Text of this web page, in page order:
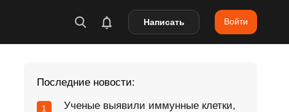
Написать Войти
Последние новости:
Ученые выявили иммунные клетки,